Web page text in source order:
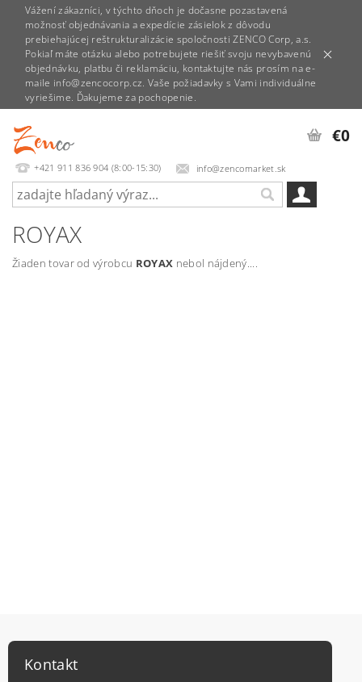
Vážení zákazníci, v týchto dňoch je dočasne pozastavená
možnosť objednávania a expedície zásielok z dôvodu
prebiehajúcej reštrukturalizácie spoločnosti ZENCO Corp, a.s.
Pokiaľ máte otázku alebo potrebujete riešiť svoju nevybavenú
objednávku, platbu či reklamáciu, kontaktujte nás prosím na e-
maile info@zencocorp.cz. Vaše požiadavky s Vami individuálne
vyriešime. Ďakujeme za pochopenie.
+421 911 836 904 (8:00-15:30) info@zencomarket.sk
€0
ROYAX
Žiaden tovar od výrobcu ROYAX nebol nájdený....
Kontakt